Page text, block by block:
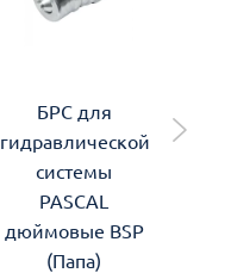
БРС для
гидравлической
системы
PASCAL
дюймовые BSP
(Папа)